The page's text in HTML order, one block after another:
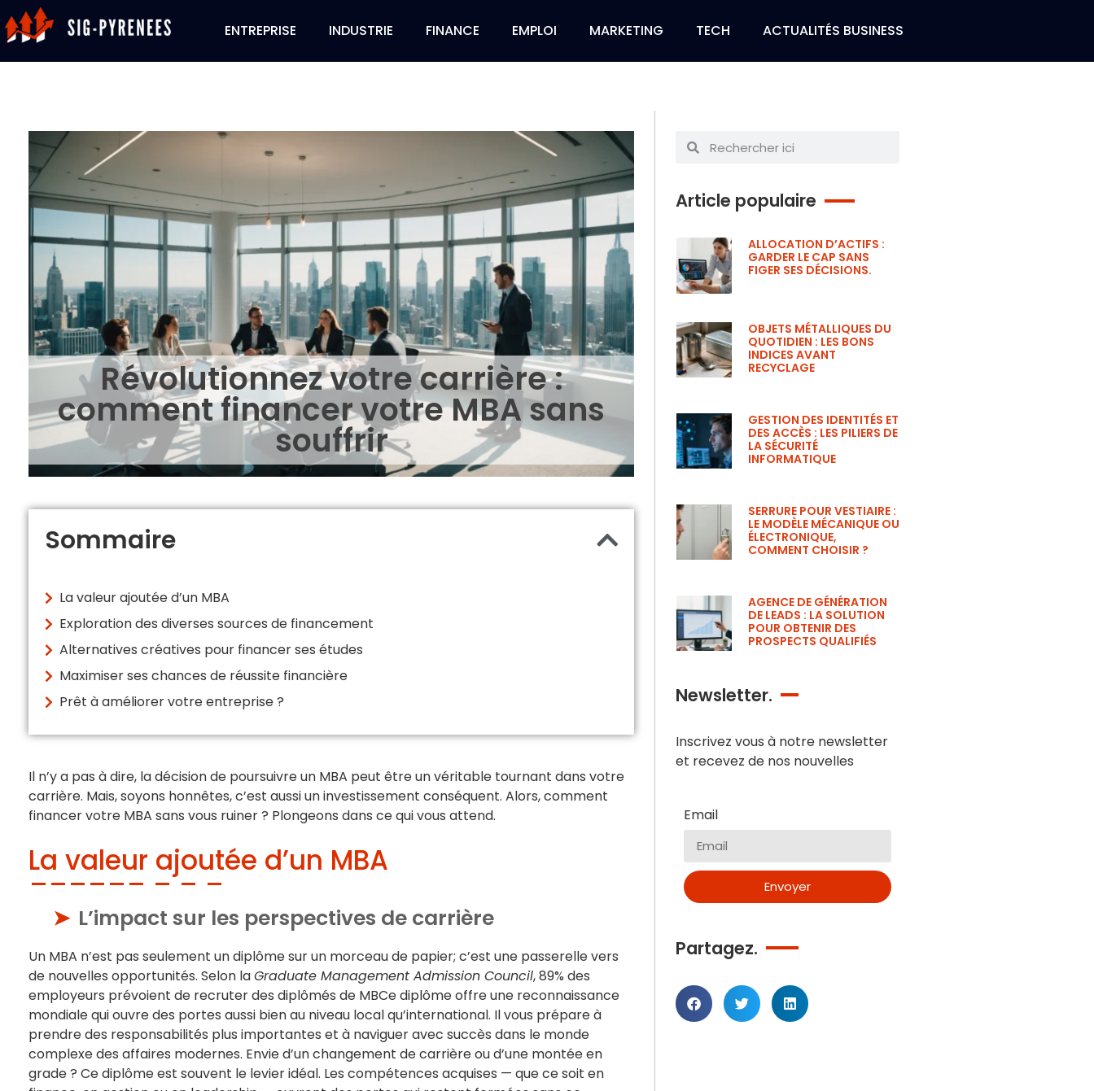
ENTREPRISE INDUSTRIE FINANCE EMPLOI MARKETING TECH ACTUALITÉS BUSINESS
Révolutionnez votre carrière :
comment financer votre MBA sans
souffrir
Sommaire
La valeur ajoutée d’un MBA
Exploration des diverses sources de financement
Alternatives créatives pour financer ses études
Maximiser ses chances de réussite financière
Prêt à améliorer votre entreprise ?
Il n’y a pas à dire, la décision de poursuivre un MBA peut être un véritable tournant dans votre
carrière. Mais, soyons honnêtes, c’est aussi un investissement conséquent. Alors, comment
financer votre MBA sans vous ruiner ? Plongeons dans ce qui vous attend.
La valeur ajoutée d’un MBA
L’impact sur les perspectives de carrière
Un MBA n’est pas seulement un diplôme sur un morceau de papier; c’est une passerelle vers
de nouvelles opportunités. Selon laGraduate Management Admission Council, 89% des
employeurs prévoient de recruter des diplômés de MBCe diplôme offre une reconnaissance
mondiale qui ouvre des portes aussi bien au niveau local qu’international. Il vous prépare à
prendre des responsabilités plus importantes et à naviguer avec succès dans le monde
complexe des affaires modernes. Envie d’un changement de carrière ou d’une montée en
grade ? Ce diplôme est souvent le levier idéal. Les compétences acquises — que ce soit en
Article populaire
ALLOCATION D’ACTIFS :
GARDER LE CAP SANS
FIGER SES DÉCISIONS.
OBJETS MÉTALLIQUES DU
QUOTIDIEN : LES BONS
INDICES AVANT
RECYCLAGE
GESTION DES IDENTITÉS ET
DES ACCÈS : LES PILIERS DE
LA SÉCURITÉ
INFORMATIQUE
SERRURE POUR VESTIAIRE :
LE MODÈLE MÉCANIQUE OU
ÉLECTRONIQUE,
COMMENT CHOISIR ?
AGENCE DE GÉNÉRATION
DE LEADS : LA SOLUTION
POUR OBTENIR DES
PROSPECTS QUALIFIÉS
Newsletter.
Inscrivez vous à notre newsletter
et recevez de nos nouvelles
Email
Envoyer
Partagez.